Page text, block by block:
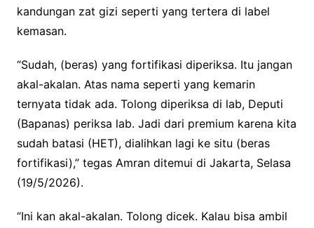
kandungan zat gizi seperti yang tertera di label
kemasan.
“Sudah, (beras) yang fortifikasi diperiksa. Itu jangan
akal-akalan. Atas nama seperti yang kemarin
ternyata tidak ada. Tolong diperiksa di lab, Deputi
(Bapanas) periksa lab. Jadi dari premium karena kita
sudah batasi (HET), dialihkan lagi ke situ (beras
fortifikasi),” tegas Amran ditemui di Jakarta, Selasa
(19/5/2026).
“Ini kan akal-akalan. Tolong dicek. Kalau bisa ambil